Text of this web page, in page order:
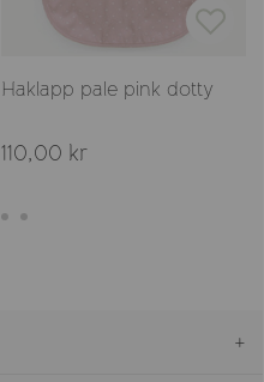
Haklapp pale pink dotty
110,00 kr